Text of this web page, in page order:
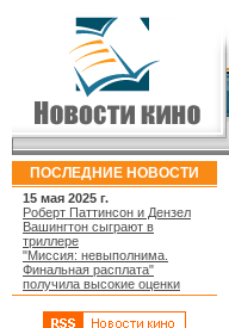
ПОСЛЕДНИЕ НОВОСТИ
15 мая 2025 г.
Роберт Паттинсон и Дензел
Вашингтон сыграют в
триллере
"Миссия: невыполнима.
Финальная расплата"
получила высокие оценки